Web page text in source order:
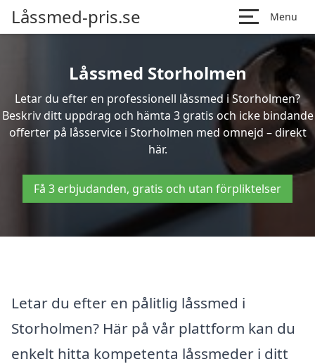
Låssmed-pris.se Menu
Låssmed Storholmen
Letar du efter en professionell låssmed i Storholmen?
Beskriv ditt uppdrag och hämta 3 gratis och icke bindande
offerter på låsservice i Storholmen med omnejd – direkt
här.
Få 3 erbjudanden, gratis och utan förpliktelser
Letar du efter en pålitlig låssmed i
Storholmen? Här på vår plattform kan du
enkelt hitta kompetenta låssmeder i ditt